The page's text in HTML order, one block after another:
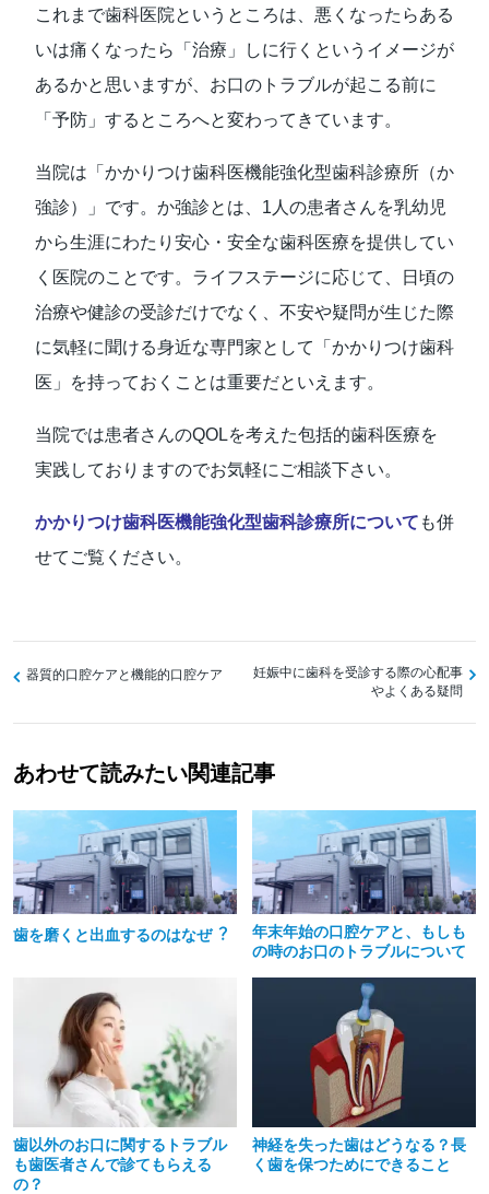
これまで歯科医院というところは、悪くなったらある
いは痛くなったら「治療」しに行くというイメージが
あるかと思いますが、お口のトラブルが起こる前に
「予防」するところへと変わってきています。
当院は「かかりつけ歯科医機能強化型歯科診療所（か
強診）」です。か強診とは、1人の患者さんを乳幼児
から生涯にわたり安心・安全な歯科医療を提供してい
く医院のことです。ライフステージに応じて、日頃の
治療や健診の受診だけでなく、不安や疑問が生じた際
に気軽に聞ける身近な専門家として「かかりつけ歯科
医」を持っておくことは重要だといえます。
当院では患者さんのQOLを考えた包括的歯科医療を
実践しておりますのでお気軽にご相談下さい。
かかりつけ歯科医機能強化型歯科診療所について も併
せてご覧ください。
投
ビ
ゲ
ー
シ
ョ
器質的口腔ケアと機能的口腔ケア
妊娠中に歯科を受診する際の心配事
やよくある疑問
あわせて読みたい関連記事
⻭を磨くと出⾎するのはなぜ︖
年末年始の口腔ケアと、もしも
の時のお口のトラブルについて
歯以外のお口に関するトラブル
も歯医者さんで診てもらえる
の？
神経を失った歯はどうなる？長
く歯を保つためにできること